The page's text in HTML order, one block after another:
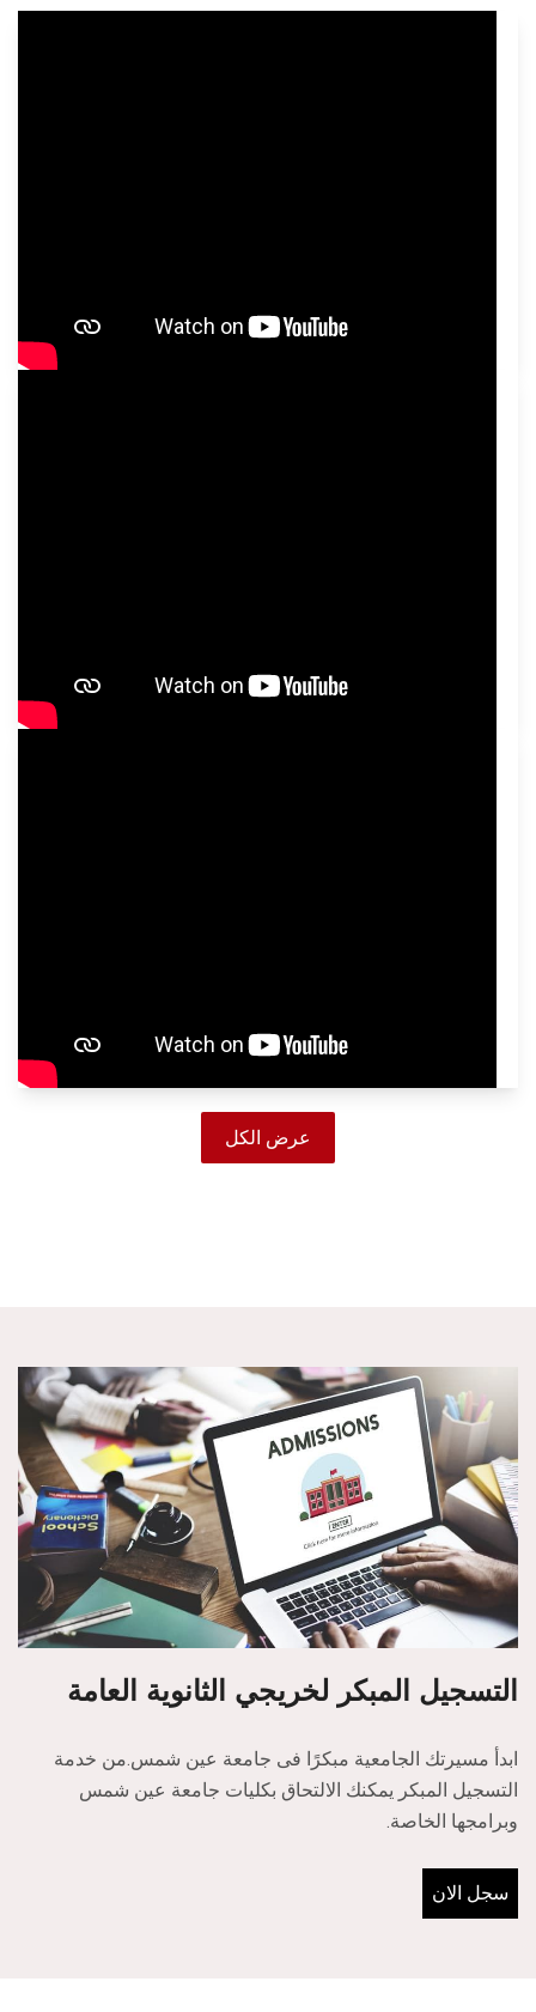
عرض الكل
التسجيل المبكر لخريجي الثانوية العامة
ابدأ مسيرتك الجامعية مبكرًا فى جامعة عين شمس.من خدمة
التسجيل المبكر يمكنك الالتحاق بكليات جامعة عين شمس
وبرامجها الخاصة.
سجل الان